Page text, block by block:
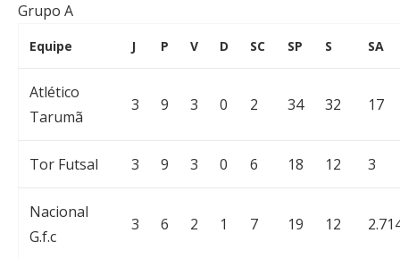
Grupo A
Equipe J P V D SC SP S SA
Atlético
Tarumã
3 9 3 0 2 34 32 17
Tor Futsal 3 9 3 0 6 18 12 3
Nacional
G.f.c
3 6 2 1 7 19 12